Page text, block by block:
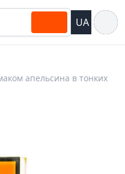
UA
апельсина в тонких